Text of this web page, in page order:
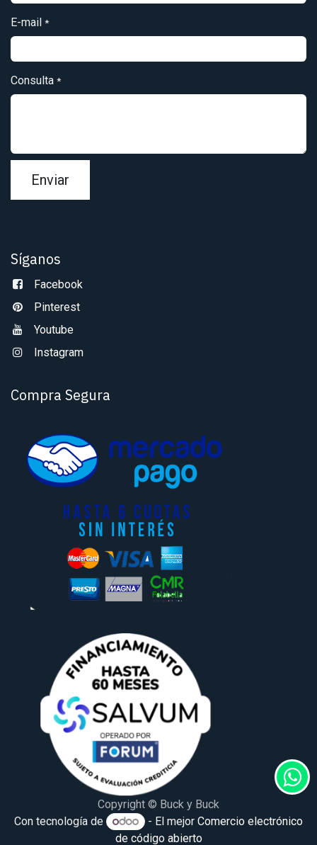
E-mail *
Consulta *
Enviar
Síganos
Facebook
Pinterest
Youtube
Instagram
Compra Segura
Copyright © Buck y Buck
Con tecnología de
- El mejor Comercio electrónico
de código abierto